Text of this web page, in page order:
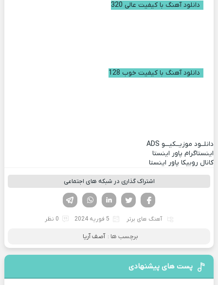
دانلود آهنگ با کیفیت عالی 320
دانلود آهنگ با کیفیت خوب 128
دانلــود موزیــکیـــو ADS
اینستاگرام پاور اینستا
کانال روبیکا پاور اینستا
اشتراک گذاری در شبکه های اجتماعی
لینکدین تویتر
فیسوک
آهنگ های برتر 5 فوریه 2024 0 نظر
برچسب ها : آصف آریا
پست های پیشنهادی